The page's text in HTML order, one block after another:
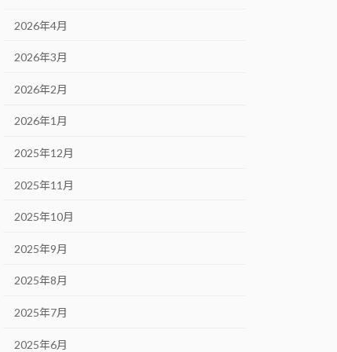
2026年4月
2026年3月
2026年2月
2026年1月
2025年12月
2025年11月
2025年10月
2025年9月
2025年8月
2025年7月
2025年6月